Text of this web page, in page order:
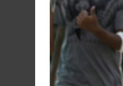
Martín
y
Loreto